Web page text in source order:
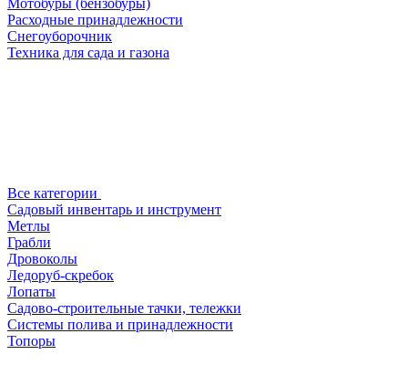
Мотобуры (бензобуры)
Расходные принадлежности
Снегоуборочник
Техника для сада и газона
Все категории
Садовый инвентарь и инструмент
Метлы
Грабли
Дровоколы
Ледоруб-скребок
Лопаты
Садово-строительные тачки, тележки
Системы полива и принадлежности
Топоры